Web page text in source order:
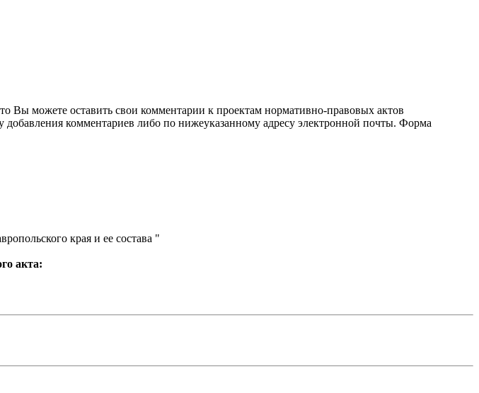
Вы можете оставить свои комментарии к проектам нормативно-правовых актов
комментариев либо по нижеуказанному адресу электронной почты. Форма
края и ее состава "
акта: